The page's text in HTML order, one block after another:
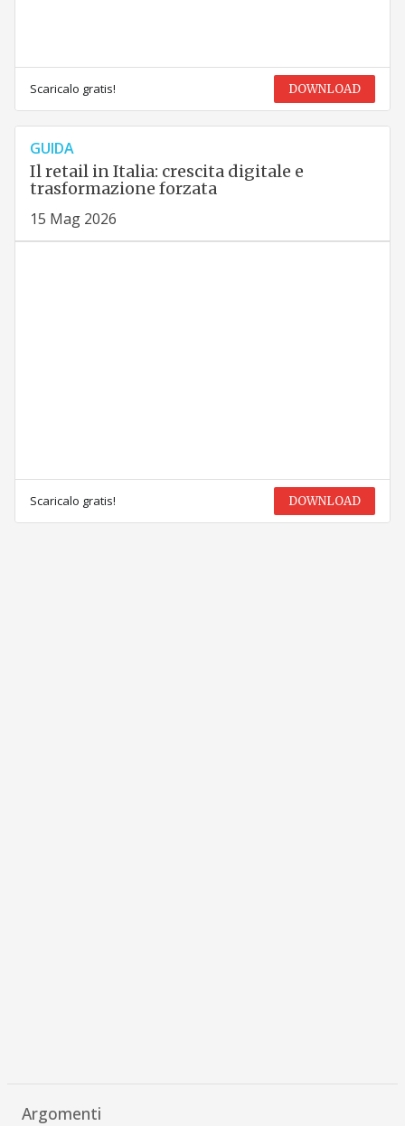
Scaricalo gratis! DOWNLOAD
GUIDA
Il retail in Italia: crescita digitale e
trasformazione forzata
15 Mag 2026
Scaricalo gratis! DOWNLOAD
Argomenti